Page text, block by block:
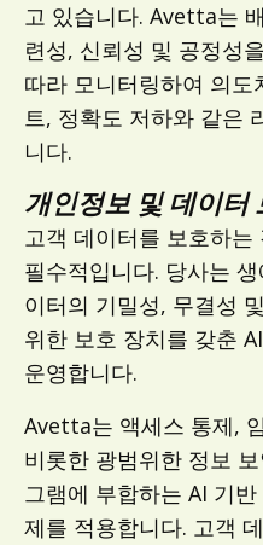
고 있습니다. Avetta는
련성, 신뢰성 및 공정성
따라 모니터링하여 의
트, 정확도 저하와 같은
니다.
개인정보 및 데이터
고객 데이터를 보호하
필수적입니다. 당사는
이터의 기밀성, 무결성
위한 보호 장치를 갖춘
운영합니다.
Avetta는 액세스 통제,
비롯한 광범위한 정보
그램에 부합하는 AI 기
제를 적용합니다. 고객